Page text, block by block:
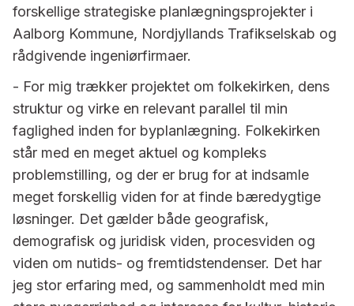
forskellige strategiske planlægningsprojekter i
Aalborg Kommune, Nordjyllands Trafikselskab og
rådgivende ingeniørfirmaer.
- For mig trækker projektet om folkekirken, dens
struktur og virke en relevant parallel til min
faglighed inden for byplanlægning. Folkekirken
står med en meget aktuel og kompleks
problemstilling, og der er brug for at indsamle
meget forskellig viden for at finde bæredygtige
løsninger. Det gælder både geografisk,
demografisk og juridisk viden, procesviden og
viden om nutids- og fremtidstendenser. Det har
jeg stor erfaring med, og sammenholdt med min